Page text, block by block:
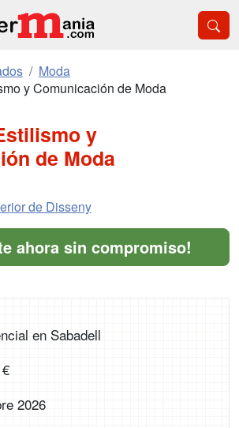
Moda
y Comunicación de Moda
y
de Moda
de Disseny
ahora sin compromiso!
en Sabadell
2026